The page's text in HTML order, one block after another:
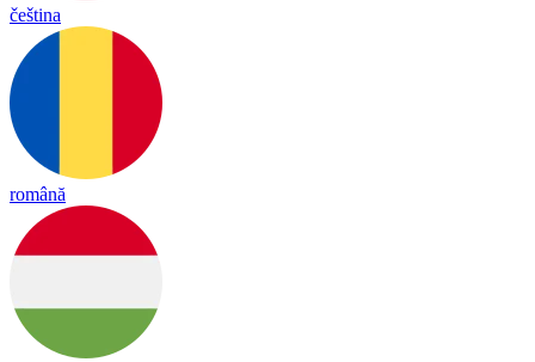
čeština
română